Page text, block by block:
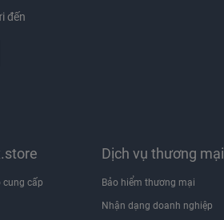
đến
cung cấp
Dịch vụ thương mại
Bảo hiểm thương mại
Nhận dạng doanh nghiệp